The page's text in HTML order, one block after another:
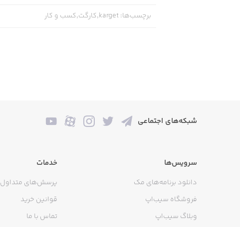
برچسب‌ها:karget,کارگت,کسب و کار
شبکه‌های اجتماعی
سرویس‌ها
دانلود برنامه‌های مک
فروشگاه سیب‌اپ
وبلاگ سیب‌اپ
خدمات
پرسش‌های متداول
قوانین خرید
تماس با ما